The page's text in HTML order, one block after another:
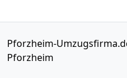
Pforzheim-
Pforzheim